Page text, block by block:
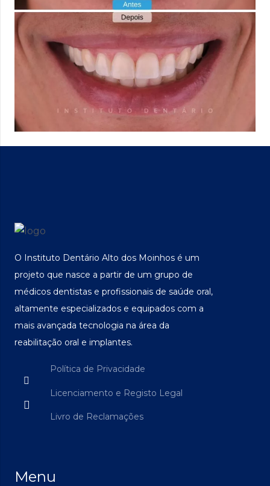
O Instituto Dentário Alto dos Moinhos é um
projeto que nasce a partir de um grupo de
médicos dentistas e profissionais de saúde oral,
altamente especializados e equipados com a
mais avançada tecnologia na área da
reabilitação oral e implantes.
Política de Privacidade
Licenciamento e Registo Legal
Livro de Reclamações
Menu